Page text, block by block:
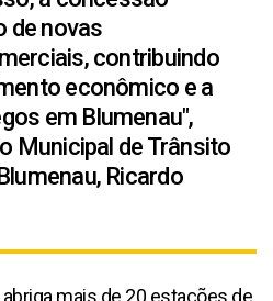
de novas
contribuindo
econômico e a
em Blumenau",
Municipal de Trânsito
Ricardo
mais de 20 estações de